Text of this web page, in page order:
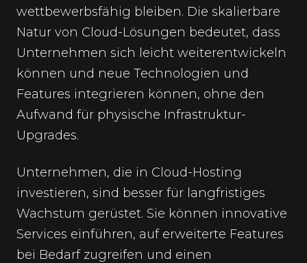
wettbewerbsfähig bleiben. Die skalierbare
Natur von Cloud-Lösungen bedeutet, dass
Unternehmen sich leicht weiterentwickeln
können und neue Technologien und
Features integrieren können, ohne den
Aufwand für physische Infrastruktur-
Upgrades.
Unternehmen, die in Cloud-Hosting
investieren, sind besser für langfristiges
Wachstum gerüstet. Sie können innovative
Services einführen, auf erweiterte Features
bei Bedarf zugreifen und einen